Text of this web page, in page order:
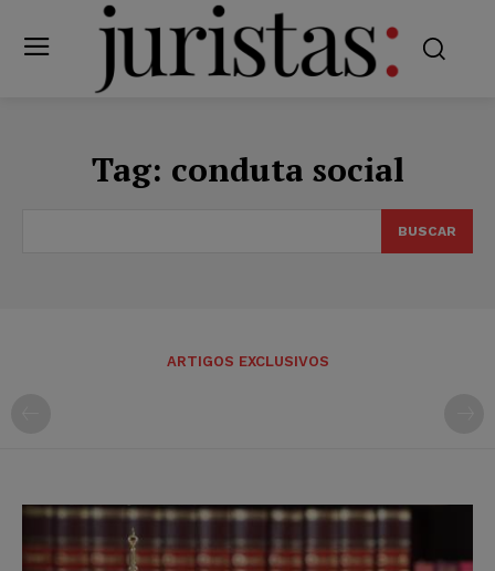
Tag: conduta social
BUSCAR
ARTIGOS EXCLUSIVOS